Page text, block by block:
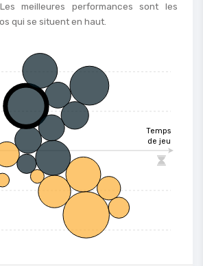
meilleures performances sont les
qui se situent en haut.
Temps
de jeu
